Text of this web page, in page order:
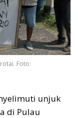
Foto:
unjuk
di Pulau